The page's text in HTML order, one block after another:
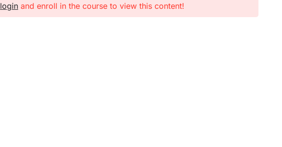
login and enroll in the course to view this content!